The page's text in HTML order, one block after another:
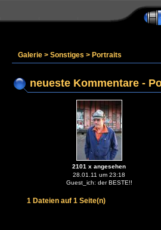
Galerie > Sonstiges > Portraits
neueste Kommentare -
2101 x angesehen
28.01.11 um 23:18
Guest_ich: der BESTE!!
1 Dateien auf 1 Seite(n)